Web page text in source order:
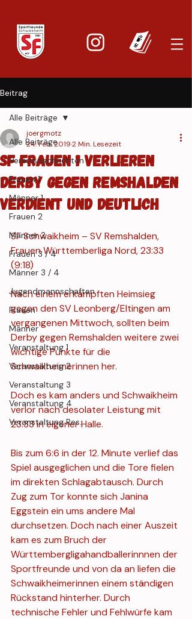
Beitrag
Alle Beiträge
Vereinsnachrichten
Frauen 1
Männer 1
Frauen 2
Männer 2
Frauen 3 / 4
Männer 3 / 4
Jugendmannschaften
Frauen
Männer
Veranstaltung 1
Veranstaltung 2
Veranstaltung 3
Veranstaltung 4
Veranstaltung Res.
Alle Beiträge
SF Frauen 1 verlieren
Derby gegen Remshalden
verdient und deutlich
joergmotz
24. Feb. 20192 Min. Lesezeit
SF Schwaikheim – SV Remshalden,
Frauen Württemberliga Nord, 23:33
(9:18)
Nach einem erkämpften Heimsieg
gegen den SV Leonberg/Eltingen am
vergangenen Mittwoch, sollten beim
Derby gegen Remshalden weitere zwei
wichtige Punkte für die
Schwaikheimerinnen her.
Doch es kam anders und Schwaikheim
verlor nach desolater Leistung mit
23:33 in eigener Halle.
Bis zum 6:6 in der 12. Minute verlief das
Spiel ausgeglichen und die Tore fielen
im direkten Schlagabtausch. Durch
Zug zum Tor konnte sich Janina
Eggstein ein ums andere Mal
durchsetzen. Doch nach einer Auszeit
kam es zum Bruch der
Württembergligahandballerinnnen der
Sportfreunde und von da an liefen die
Schwaikheimerinnen einem ständigen
Rückstand hinterher. Durch
technische Fehler und Fehlwürfe kam